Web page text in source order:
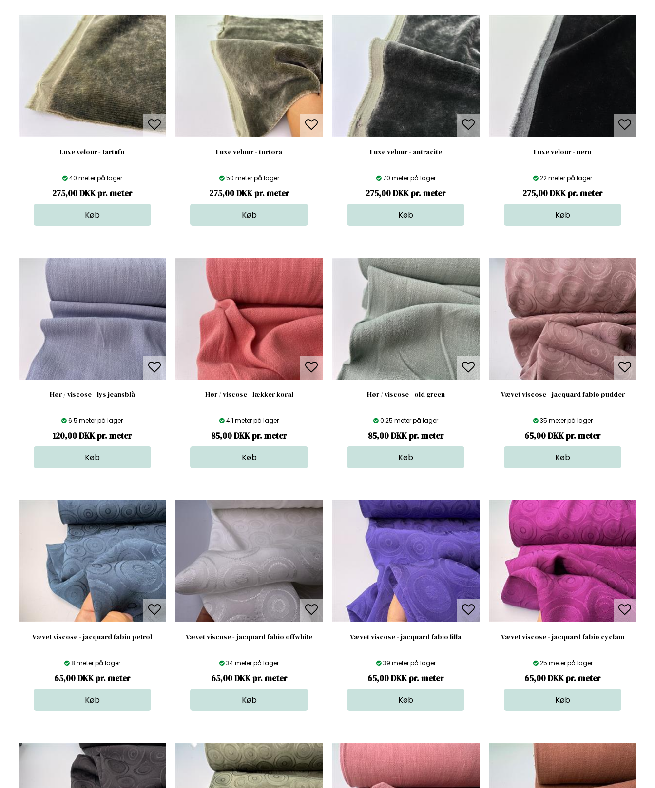
Luxe velour - tartufo
40 meter på lager
275,00 DKK pr. meter
Luxe velour - tortora
50 meter på lager
275,00 DKK pr. meter
Luxe velour - antracite
70 meter på lager
275,00 DKK pr. meter
Luxe velour - nero
22 meter på lager
275,00 DKK pr. meter
Hør / viscose - lys jeansblå
6.5 meter på lager
120,00 DKK pr. meter
Hør / viscose - lækker koral
4.1 meter på lager
85,00 DKK pr. meter
Hør / viscose - old green
0.25 meter på lager
85,00 DKK pr. meter
Vævet viscose - jacquard fabio pudder
35 meter på lager
65,00 DKK pr. meter
Vævet viscose - jacquard fabio petrol
8 meter på lager
65,00 DKK pr. meter
Vævet viscose - jacquard fabio offwhite
34 meter på lager
65,00 DKK pr. meter
Vævet viscose - jacquard fabio lilla
39 meter på lager
65,00 DKK pr. meter
Vævet viscose - jacquard fabio cyclam
25 meter på lager
65,00 DKK pr. meter